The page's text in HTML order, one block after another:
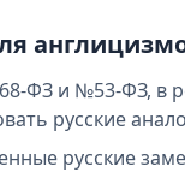
ФЗ и №53-ФЗ, в
русские
русские